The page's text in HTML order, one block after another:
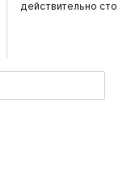
действительно